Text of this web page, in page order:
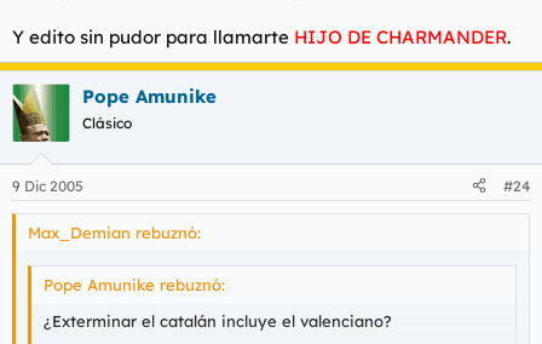
Y edito sin pudor para llamarte HIJO DE CHARMANDER.
Pope Amunike
Clásico
9 Dic 2005 #24
Max_Demian rebuznó:
Pope Amunike rebuznó:
¿Exterminar el catalán incluye el valenciano?